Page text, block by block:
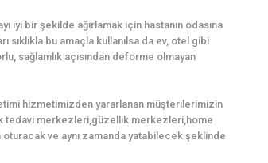
iyi bir şekilde ağırlamak için hastanın odasına
sıklıkla bu amaçla kullanılsa da ev, otel gibi
sağlamlık açısından deforme olmayan
hizmetimizden yararlanan müşterilerimizin
tedavi merkezleri,güzellik merkezleri,home
ve aynı zamanda yatabilecek şeklinde